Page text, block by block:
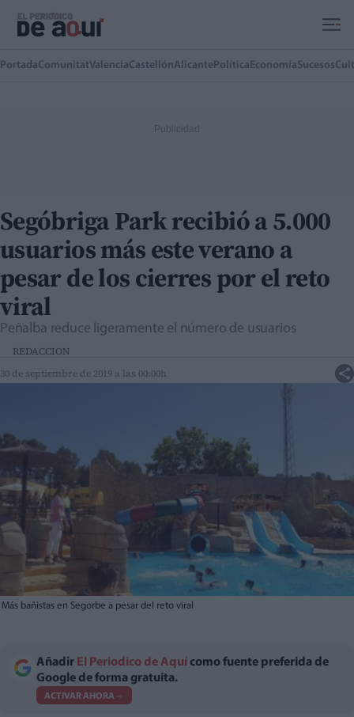
PortadaComunitatValenciaCastellónAlicante Política EconomíaSucesos
Segóbriga Park recibió a 5.000
usuarios más este verano a
pesar de los cierres por el reto
viral
Peñalba reduce ligeramente el número de usuarios
REDACCION
30 de septiembre de 2019 a las 00:00h
Más bañistas en Segorbe a pesar del reto viral
Añadir El Periodico de Aquí como fuente preferida de
Google de forma gratuita.
ACTIVAR AHORA